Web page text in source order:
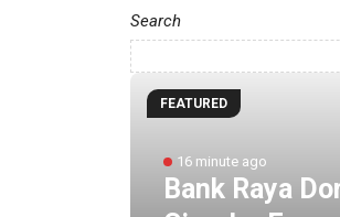
Search
FEATURED
16 minute ago
Bank Raya